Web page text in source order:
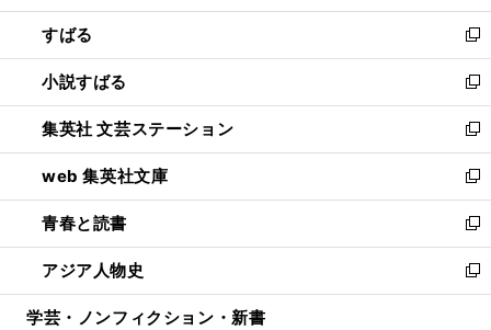
開
く
ウ
で
開
く
ン
ド
ウ
で
開
く
すばる
新
し
い
ウ
ィ
ン
ド
ウ
で
開
く
小説すばる
新
し
い
ウ
ィ
ン
ド
ウ
で
開
集英社 文芸ステーション
新
し
い
ウ
ィ
ン
ド
ウ
web 集英社文庫
新
し
い
ウ
ィ
ン
青春と読書
新
し
い
ウ
アジア人物史
新
し
学芸・ノンフィクション・新書